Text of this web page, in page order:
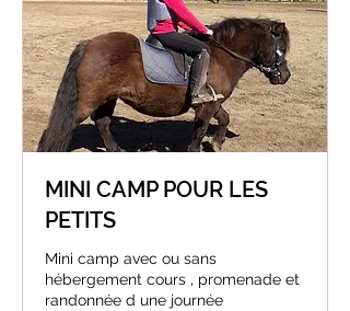
MINI CAMP POUR LES
PETITS
Mini camp avec ou sans
hébergement cours , promenade et
randonnée d une journée